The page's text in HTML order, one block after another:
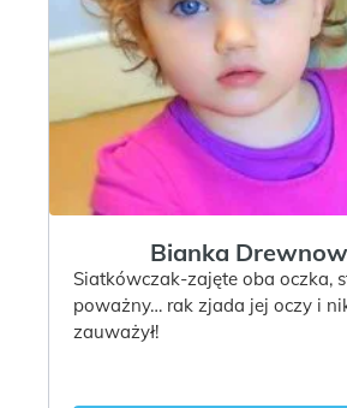
Bianka
Siatkówczak-zajęte oba oczka,
poważny… rak zjada jej oczy i
zauważył!